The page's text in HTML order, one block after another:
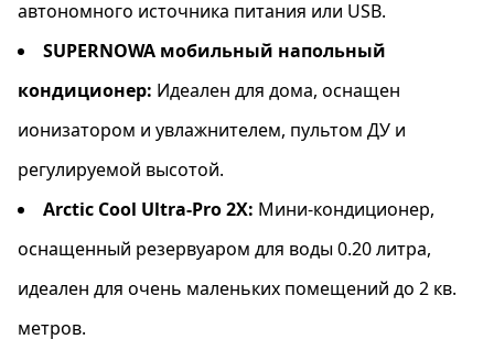
автономного источника питания или USB.
SUPERNOWA мобильный напольный
кондиционер: Идеален для дома, оснащен
ионизатором и увлажнителем, пультом ДУ и
регулируемой высотой.
Arctic Cool Ultra-Pro 2X: Мини-кондиционер,
оснащенный резервуаром для воды 0.20 литра,
идеален для очень маленьких помещений до 2 кв.
метров.